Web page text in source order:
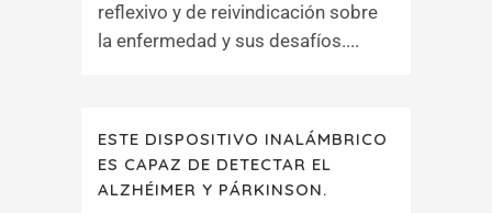
reflexivo y de reivindicación sobre
la enfermedad y sus desafíos....
ESTE DISPOSITIVO INALÁMBRICO
ES CAPAZ DE DETECTAR EL
ALZHÉIMER Y PÁRKINSON.